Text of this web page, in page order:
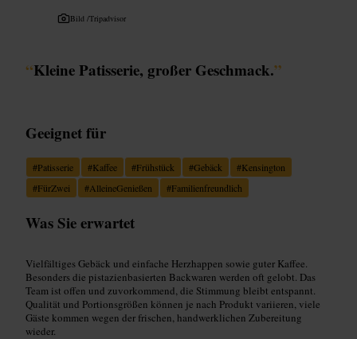
Bild /Tripadvisor
“Kleine Patisserie, großer Geschmack.”
Geeignet für
#Patisserie #Kaffee #Frühstück #Gebäck #Kensington
#FürZwei #AlleineGenießen #Familienfreundlich
Was Sie erwartet
Vielfältiges Gebäck und einfache Herzhappen sowie guter Kaffee.
Besonders die pistazienbasierten Backwaren werden oft gelobt. Das
Team ist offen und zuvorkommend, die Stimmung bleibt entspannt.
Qualität und Portionsgrößen können je nach Produkt variieren, viele
Gäste kommen wegen der frischen, handwerklichen Zubereitung
wieder.